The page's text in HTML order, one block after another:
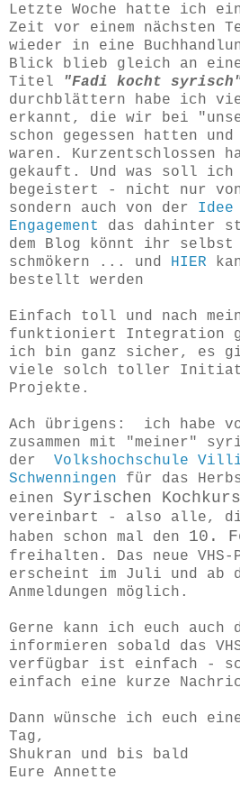
Letzte Woche hatte ich
Zeit vor einem nächsten
wieder in eine
Blick blieb gleich an
Titel
"Fadi kocht
durchblättern habe ich
erkannt, die wir bei
schon gegessen hatten
waren. Kurzentschlossen
gekauft. Und was soll
begeistert - nicht nur von
sondern auch von der Idee
Engagement das dahinter
dem Blog könnt ihr selbst
schmökern ... und HIER
bestellt werden
Einfach toll und nach
funktioniert Integration
ich bin ganz sicher, es
viele solch toller
Projekte.
Ach übrigens: ich habe
zusammen mit "meiner"
der Volkshochschule
Schwenningen für das
einen Syrischen
vereinbart - also alle,
haben schon mal den 10.
freihalten. Das neue VHS-
erscheint im Juli und ab
Anmeldungen möglich.
Gerne kann ich euch auch
informieren sobald das
verfügbar ist einfach -
einfach eine kurze
Dann wünsche ich euch
Tag,
Shukran und bis bald
Eure Annette